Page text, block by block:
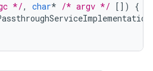
*/, char* /* argv */ [])
{